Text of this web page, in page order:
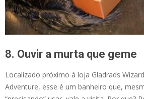
8. Ouvir a murta que geme
Localizado próximo à loja Gladrads
Adventure, esse é um banheiro que,